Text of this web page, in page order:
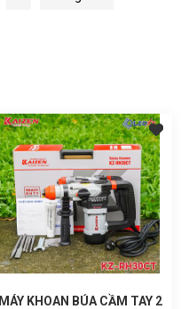
MÁY KHOAN BÚA CẦM TAY 2